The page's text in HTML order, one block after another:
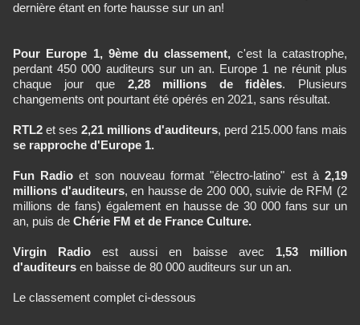
dernière étant en forte hausse sur un an!
Pour Europe 1, 9ème du classement, c'est la catastrophe,
perdant 450 000 auditeurs sur un an. Europe 1 ne réunit plus
chaque jour que 2,28 millions de fidèles. Plusieurs
changements ont pourtant été opérés en 2021, sans résultat.
RTL2 et ses 2,21 millions d'auditeurs, perd 215.000 fans mais
se rapproche d'Europe 1.
Fun Radio et son nouveau format "électro-latino" est à2,19
millions d'auditeurs, en hausse de 200 000, suivie de RFM (2
millions de fans) également en hausse de 30 000 fans sur un
an, puis de Chérie FM et de France Culture.
Virgin Radio est aussi en baisse avec 1,53 million
d'auditeurs en baisse de 80 000 auditeurs sur un an.
Le classement complet ci-dessous